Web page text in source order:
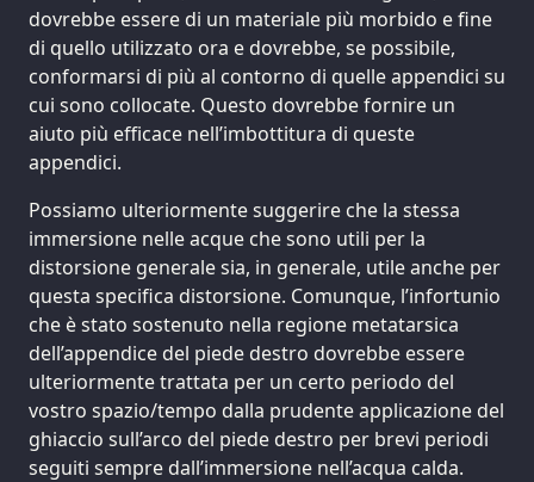
dovrebbe essere di un materiale più morbido e fine
di quello utilizzato ora e dovrebbe, se possibile,
conformarsi di più al contorno di quelle appendici su
cui sono collocate. Questo dovrebbe fornire un
aiuto più efficace nell’imbottitura di queste
appendici.
Possiamo ulteriormente suggerire che la stessa
immersione nelle acque che sono utili per la
distorsione generale sia, in generale, utile anche per
questa specifica distorsione. Comunque, l’infortunio
che è stato sostenuto nella regione metatarsica
dell’appendice del piede destro dovrebbe essere
ulteriormente trattata per un certo periodo del
vostro spazio/tempo dalla prudente applicazione del
ghiaccio sull’arco del piede destro per brevi periodi
seguiti sempre dall’immersione nell’acqua calda.